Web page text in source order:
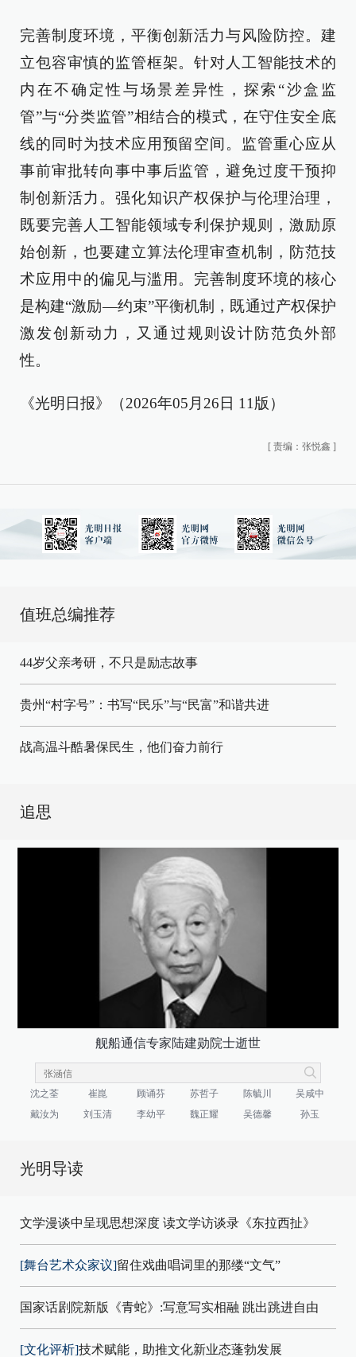
完善制度环境，平衡创新活力与风险防控。建
立包容审慎的监管框架。针对人工智能技术的
内在不确定性与场景差异性，探索“沙盒监
管”与“分类监管”相结合的模式，在守住安全底
线的同时为技术应用预留空间。监管重心应从
事前审批转向事中事后监管，避免过度干预抑
制创新活力。强化知识产权保护与伦理治理，
既要完善人工智能领域专利保护规则，激励原
始创新，也要建立算法伦理审查机制，防范技
术应用中的偏见与滥用。完善制度环境的核心
是构建“激励—约束”平衡机制，既通过产权保护
激发创新动力，又通过规则设计防范负外部
性。
《光明日报》（2026年05月26日 11版）
[ 责编：张悦鑫 ]
值班总编推荐
44岁父亲考研，不只是励志故事
贵州“村字号”：书写“民乐”与“民富”和谐共进
战高温斗酷暑保民生，他们奋力前行
追思
舰船通信专家陆建勋院士逝世
沈之荃 崔崑 顾诵芬 苏哲子 陈毓川
吴咸中
戴汝为
刘玉清 李幼平 魏正耀 吴德馨 孙玉
光明导读
文学漫谈中呈现思想深度 读文学访谈录《东拉西扯》
[舞台艺术众家议]留住戏曲唱词里的那缕“文气”
国家话剧院新版《青蛇》:写意写实相融 跳出跳进自由
[文化评析]技术赋能，助推文化新业态蓬勃发展